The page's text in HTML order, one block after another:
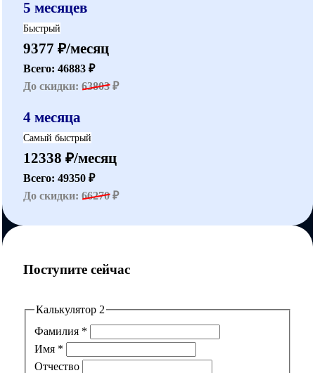
5 месяцев
Быстрый
9377 ₽/месяц
Всего: 46883 ₽
До скидки: 63803₽
4 месяца
Самый быстрый
12338 ₽/месяц
Всего: 49350 ₽
До скидки: 66270₽
Поступите сейчас
Калькулятор 2
Фамилия *
Имя *
Отчество